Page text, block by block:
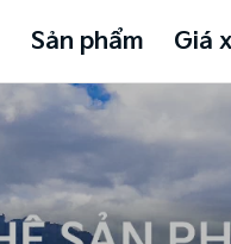
Sản phẩm Giá